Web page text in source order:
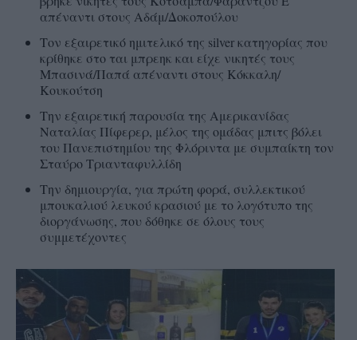
απέναντι στους Αδάμ/Δοκοπούλου
Τον εξαιρετικό ημιτελικό της silver κατηγορίας που
κρίθηκε στο ται μπρεηκ και είχε νικητές τους
Μπασινά/Παπά απέναντι στους Κόκκαλη/
Κουκούτση
Την εξαιρετική παρουσία της Αμερικανίδας
Ναταλίας Πίφερερ, μέλος της ομάδας μπιτς βόλει
του Πανεπιστημίου της Φλόριντα με συμπαίκτη τον
Σταύρο Τριανταφυλλίδη
Την δημιουργία, για πρώτη φορά, συλλεκτικού
μπουκαλιού λευκού κρασιού με το λογότυπο της
διοργάνωσης, που δόθηκε σε όλους τους
συμμετέχοντες